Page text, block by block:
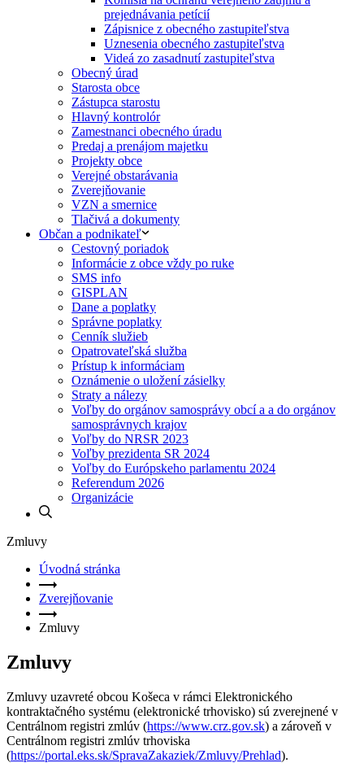
prejednávania petícií
Zápisnice z obecného zastupiteľstva
Uznesenia obecného zastupiteľstva
Videá zo zasadnutí zastupiteľstva
Obecný úrad
Starosta obce
Zástupca starostu
Hlavný kontrolór
Zamestnanci obecného úradu
Predaj a prenájom majetku
Projekty obce
Verejné obstarávania
Zverejňovanie
VZN a smernice
Tlačivá a dokumenty
Občan a podnikateľ
Cestovný poriadok
Informácie z obce vždy po ruke
SMS info
GISPLAN
Dane a poplatky
Správne poplatky
Cenník služieb
Opatrovateľská služba
Prístup k informáciam
Oznámenie o uložení zásielky
Straty a nálezy
Voľby do orgánov samosprávy obcí a a do orgánov
samosprávnych krajov
Voľby do NRSR 2023
Voľby prezidenta SR 2024
Voľby do Európskeho parlamentu 2024
Referendum 2026
Organizácie
Zmluvy
Úvodná stránka
Zverejňovanie
Zmluvy
Zmluvy
Zmluvy uzavreté obcou Košeca v rámci Elektronického
kontraktačného systému (elektronické trhovisko) sú zverejnené v
Centrálnom registri zmlúv (https://www.crz.gov.sk) a zároveň v
Centrálnom registri zmlúv trhoviska
(https://portal.eks.sk/SpravaZakaziek/Zmluvy/Prehlad).